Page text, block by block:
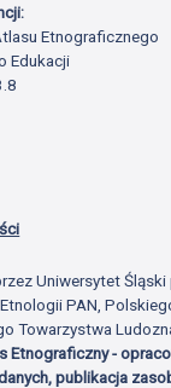
Etnograficznego
Edukacji
Uniwersytet Śląski
PAN,
Towarzystwa
Etnograficzny -
publikacja